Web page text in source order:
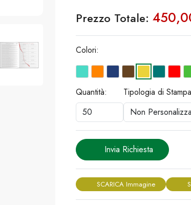
Prezzo Totale:
Colori:
Quantità: Tipologia di
Invia Richiesta
SCARICA Immagine